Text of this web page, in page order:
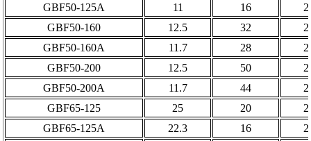
GBF50-125A
11 16
GBF50-160
12.5 32
GBF50-160A
11.7 28
GBF50-200
12.5 50
GBF50-200A
11.7 44
GBF65-125
25 20
GBF65-125A
22.3 16